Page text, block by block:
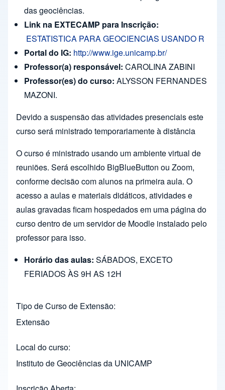
das geociências.
Link na EXTECAMP para Inscrição:
ESTATISTICA PARA GEOCIENCIAS USANDO R
Portal do IG: http://www.ige.unicamp.br/
Professor(a) responsável: CAROLINA ZABINI
Professor(es) do curso: ALYSSON FERNANDES
MAZONI.
Devido a suspensão das atividades presenciais este
curso será ministrado temporariamente à distância
O curso é ministrado usando um ambiente virtual de
reuniões. Será escolhido BigBlueButton ou Zoom,
conforme decisão com alunos na primeira aula. O
acesso a aulas e materiais didáticos, atividades e
aulas gravadas ficam hospedados em uma página do
curso dentro de um servidor de Moodle instalado pelo
professor para isso.
Horário das aulas: SÁBADOS, EXCETO
FERIADOS ÀS 9H AS 12H
Tipo de Curso de Extensão
Extensão
Local do curso
Instituto de Geociências da UNICAMP